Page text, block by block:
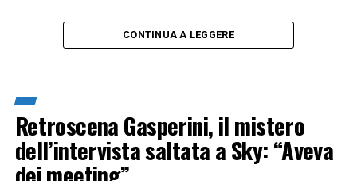
CONTINUA A LEGGERE
Retroscena Gasperini, il mistero
dell’intervista saltata a Sky: “Aveva